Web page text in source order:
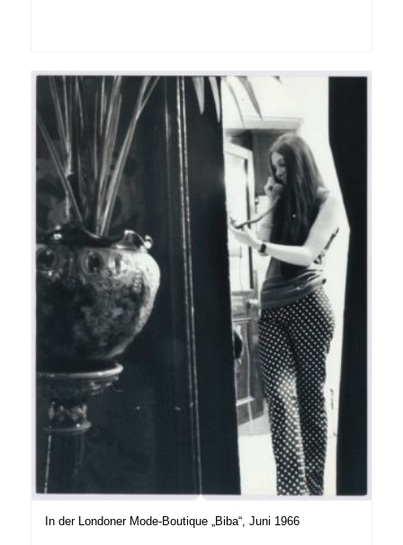
In der Londoner Mode-Boutique „Biba“, Juni 1966